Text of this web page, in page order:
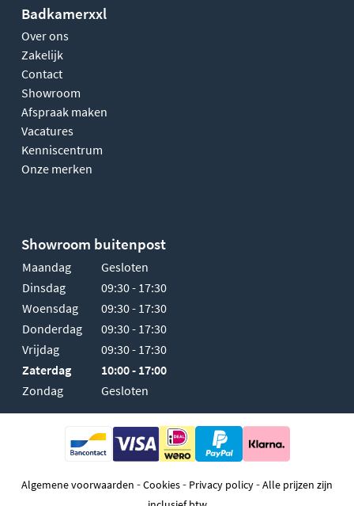
Badkamerxxl
Over ons
Zakelijk
Contact
Showroom
Afspraak maken
Vacatures
Kenniscentrum
Onze merken
Showroom buitenpost
Maandag
Gesloten
Dinsdag
09:30 - 17:30
Woensdag
09:30 - 17:30
Donderdag
09:30 - 17:30
Vrijdag
09:30 - 17:30
Zaterdag
10:00 - 17:00
Zondag
Gesloten
Algemene voorwaarden -Cookies- Privacy policy-Alle prijzen zijn